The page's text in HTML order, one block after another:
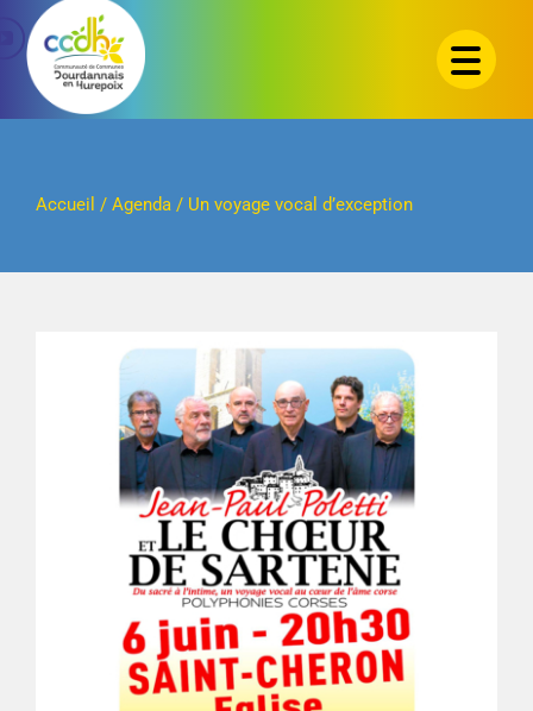
Passer
contenu
Accueil / Agenda/ Un voyage vocal d’exception